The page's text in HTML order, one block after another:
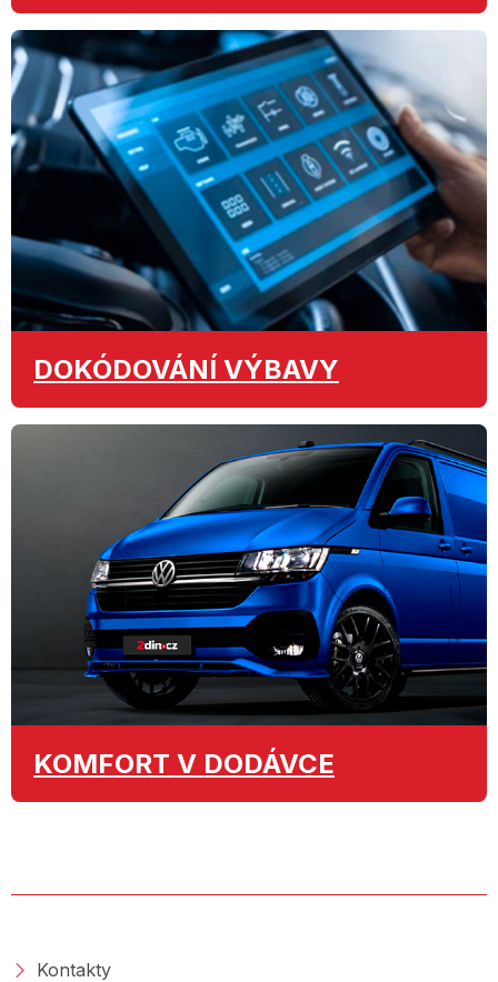
DOKÓDOVÁNÍ VÝBAVY
KOMFORT V DODÁVCE
Kontakty